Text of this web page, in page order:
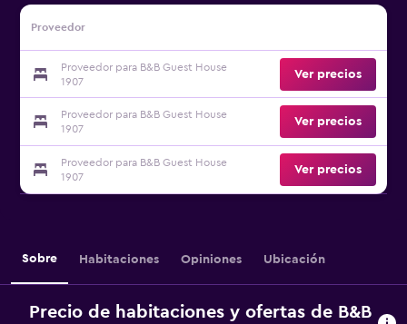
Proveedor
Proveedor para B&B Guest House
1907
Ver precios
Proveedor para B&B Guest House
1907
Ver precios
Proveedor para B&B Guest House
1907
Ver precios
Sobre Habitaciones Opiniones Ubicación
Precio de habitaciones y ofertas de B&B